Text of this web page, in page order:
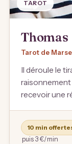
TAROT
Thomas
Tarot de
Il déroule le
raisonnement
recevoir une
10 min
puis 3 €/min